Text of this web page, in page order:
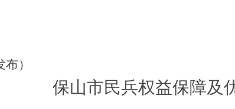
）
保山市民兵权益保障及